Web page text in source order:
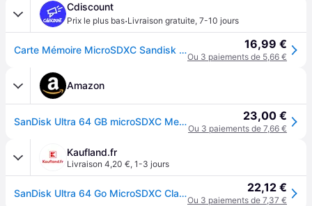
Cdiscount
Prix le plus bas·Livraison gratuite, 7-10 jours
Carte Mémoire MicroSDXC Sandisk Ultra 64 Go - Classe 10 UHS-I - Vitesse de Lecture jusquà 120 Mo/s - Noir 16,99 €
Ou 3 paiements de 5,66 €
Amazon
SanDisk Ultra 64 GB microSDXC Memory Card + SD Adapter with A1 App Performance Up to 120 MB/s, Class 10, U1, Red/Grey 23,00 €
Ou 3 paiements de 7,66 €
Kaufland.fr
Livraison 4,20 €, 1-3 jours
SanDisk Ultra 64 Go MicroSDXC Classe 10 22,12 €
Ou 3 paiements de 7,37 €